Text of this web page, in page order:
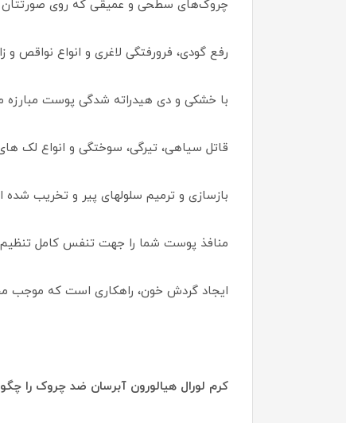
چروک‌های سطحی و عمیقی که روی صورتتان
رفع گودی، فرورفتگی لاغری و انواع نواقص
با خشکی و دی هیدراته شدگی پوست مبارزه
قاتل سیاهی، تیرگی، سوختگی و انواع لک
بازسازی و ترمیم سلولهای پیر و تخریب
منافذ پوست شما را جهت تنفس کامل تنظیم
ایجاد گردش خون، راهکاری است که
کرم لورال هیالورون آبرسان ضد چروک را